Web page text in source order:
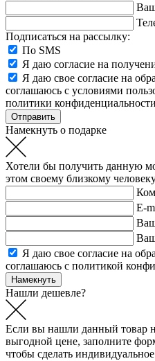
Подписаться на рассылку:
По SMS
Я даю согласие на
Я даю свое согласие на
соглашаюсь с условиями
политики конфиденциальности
Намекнуть о подарке
Хотели бы получить данную
этом своему близкому
E-
Я даю свое согласие на
соглашаюсь с политикой
Нашли дешевле?
Если вы нашли данный товар
выгодной цене, заполните
чтобы сделать